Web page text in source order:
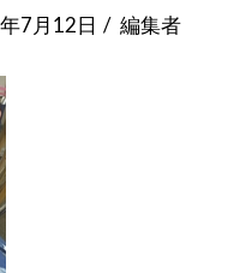
7月12日 編集者